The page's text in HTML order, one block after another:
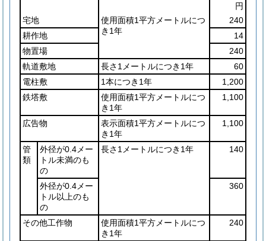
円
宅地
使用面積1平方メートルにつ
き1年
240
耕作地
14
物置場
240
軌道敷地
長さ1メートルにつき1年
60
電柱敷
1本につき1年
1,200
鉄塔敷
使用面積1平方メートルにつ
き1年
1,100
広告物
表示面積1平方メートルにつ
き1年
1,100
管
類
外径が0.4メー
トル未満のも
の
長さ1メートルにつき1年 140
外径が0.4メー
トル以上のも
の
360
その他工作物
使用面積1平方メートルにつ
き1年
240